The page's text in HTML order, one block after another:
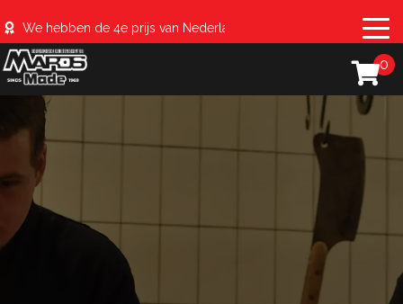
We hebben de 4e prijs van Nederland behaald met de
0